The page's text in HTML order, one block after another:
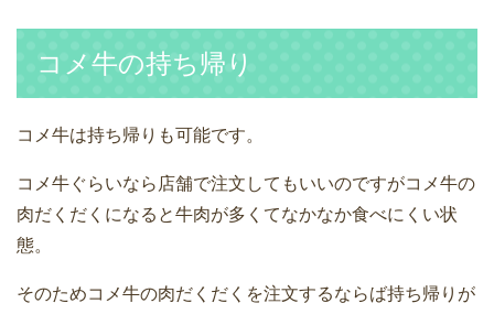
コメ牛の持ち帰り
コメ牛は持ち帰りも可能です。
コメ牛ぐらいなら店舗で注文してもいいのですがコメ牛の
肉だくだくになると牛肉が多くてなかなか食べにくい状
態。
そのためコメ牛の肉だくだくを注文するならば持ち帰りが